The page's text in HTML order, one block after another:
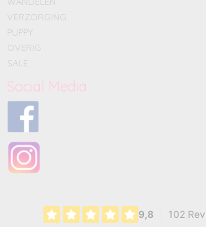
VERZORGING
PUPPY
OVERIG
SALE
Social Media